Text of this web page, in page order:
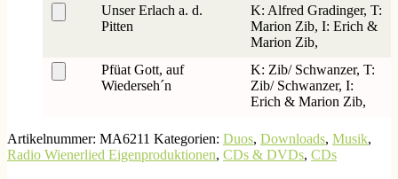
Unser Erlach a. d.
Pitten
K: Alfred Gradinger, T:
Marion Zib, I: Erich &
Marion Zib,
Pfüat Gott, auf
Wiederseh´n
K: Zib/ Schwanzer, T:
Zib/ Schwanzer, I:
Erich & Marion Zib,
Artikelnummer: MA6211 Kategorien: Duos, Downloads, Musik,
Radio Wienerlied Eigenproduktionen, CDs & DVDs, CDs